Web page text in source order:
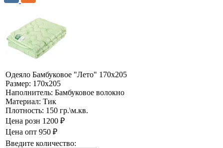
Одеяло Бамбуковое "Лето" 170х205
Размер: 170х205
Наполнитель: Бамбуковое волокно
Материал: Тик
Плотность: 150 гр.\м.кв.
Цена розн 1200 ₽
Цена опт 950 ₽
Введите количество: